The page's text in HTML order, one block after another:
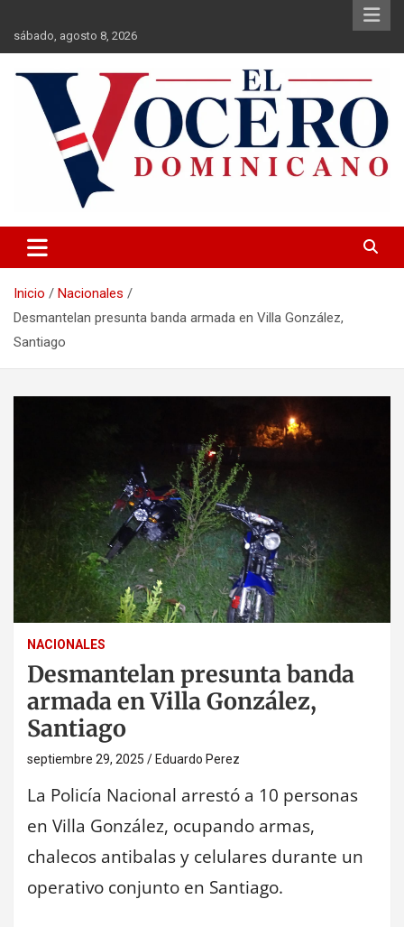
contenido
sábado, agosto 8, 2026
El Vocero Dominicano
Inicio
Nacionales
Desmantelan presunta banda armada en Villa González,
Santiago
NACIONALES
Desmantelan presunta banda
armada en Villa González,
Santiago
septiembre 29, 2025 Eduardo Perez
La Policía Nacional arrestó a 10 personas
en Villa González, ocupando armas,
chalecos antibalas y celulares durante un
operativo conjunto en Santiago.